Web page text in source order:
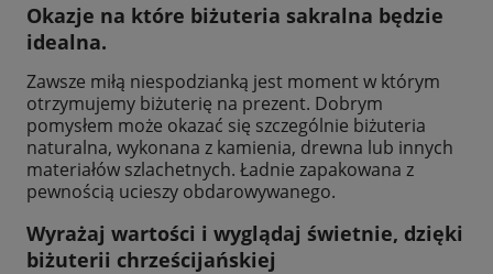
Okazje na które biżuteria sakralna będzie
idealna.
Zawsze miłą niespodzianką jest moment w którym
otrzymujemy biżuterię na prezent. Dobrym
pomysłem może okazać się szczególnie biżuteria
naturalna, wykonana z kamienia, drewna lub innych
materiałów szlachetnych. Ładnie zapakowana z
pewnością ucieszy obdarowywanego.
Wyrażaj wartości i wyglądaj świetnie, dzięki
biżuterii chrześcijańskiej